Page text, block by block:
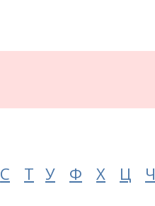
С Т У Ф Х Ц Ч